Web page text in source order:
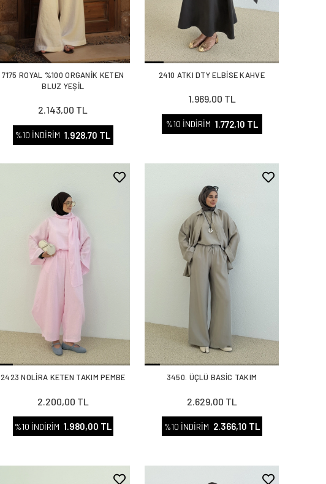
7175 ROYAL %100 ORGANİK KETEN
BLUZ YEŞİL
2.143,00 TL
%10 İNDİRİM 1.928,70 TL
2410 ATKI DTY ELBİSE KAHVE
1.969,00 TL
%10 İNDİRİM 1.772,10 TL
2423 NOLİRA KETEN TAKIM PEMBE
2.200,00 TL
%10 İNDİRİM 1.980,00 TL
3450. ÜÇLÜ BASİC TAKIM
2.629,00 TL
%10 İNDİRİM 2.366,10 TL